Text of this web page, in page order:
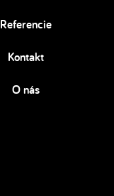
Referencie
Kontakt
O nás